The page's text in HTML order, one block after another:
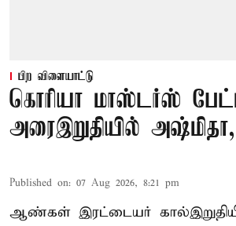
பிற விளையாட்டு
கொரியா மாஸ்டர்ஸ்
அரைஇறுதியில் அஷ்மிதா,
Published on: 07 Aug 2026, 8:21 pm
ஆண்கள் இரட்டையர்